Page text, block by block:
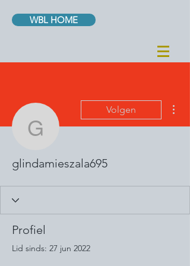
WBL HOME
Volgen
glindamieszala695
Profiel
Lid sinds: 27 jun 2022